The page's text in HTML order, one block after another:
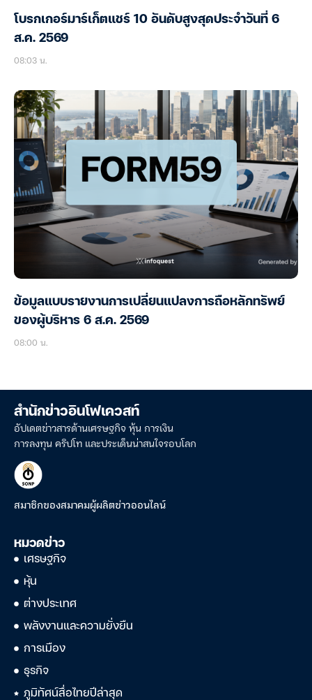
โบรกเกอร์มาร์เก็ตแชร์ 10 อันดับสูงสุดประจำวันที่ 6
ส.ค. 2569
08:03 น.
ข้อมูลแบบรายงานการเปลี่ยนแปลงการถือหลักทรัพย์
ของผู้บริหาร 6 ส.ค. 2569
08:00 น.
สำนักข่าวอินโฟเควสท์
อัปเดตข่าวสารด้านเศรษฐกิจ หุ้น การเงิน
การลงทุน คริปโท และประเด็นน่าสนใจรอบโลก
สมาชิกของสมาคมผู้ผลิตข่าวออนไลน์
หมวดข่าว
เศรษฐกิจ
หุ้น
ต่างประเทศ
พลังงานและความยั่งยืน
การเมือง
ธุรกิจ
ภูมิทัศน์สื่อไทยปีล่าสุด